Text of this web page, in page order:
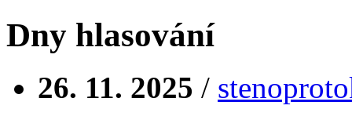
Dny hlasování
26. 11. 2025 /